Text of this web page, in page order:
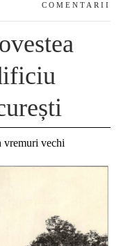
COMENTARII
vremuri vechi